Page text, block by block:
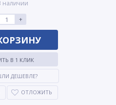
наличии
+
В 1 КЛИК
ДЕШЕВЛЕ?
ОТЛОЖИТЬ